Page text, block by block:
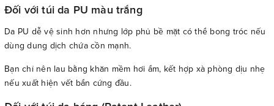
Đối với túi da PU màu trắng
Da PU dễ vệ sinh hơn nhưng lớp phủ bề mặt có thể bong tróc nếu
dùng dung dịch chứa cồn mạnh.
Bạn chỉ nên lau bằng khăn mềm hơi ẩm, kết hợp xà phòng dịu nhẹ
nếu xuất hiện vết bẩn cứng đầu.